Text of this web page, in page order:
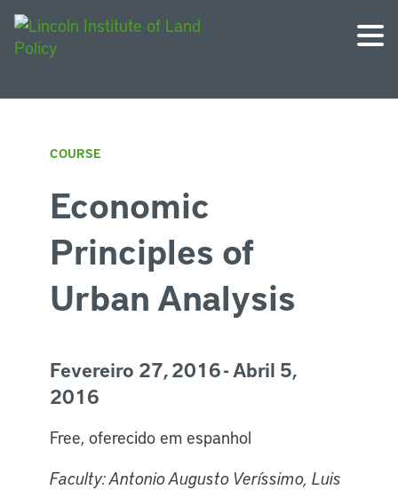
COURSE
Economic
Principles of
Urban Analysis
Fevereiro 27, 2016 - Abril 5,
2016
Free, oferecido em espanhol
Faculty: Antonio Augusto Veríssimo, Luis